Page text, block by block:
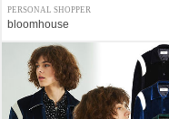
PERSONAL SHOPPER
bloomhouse